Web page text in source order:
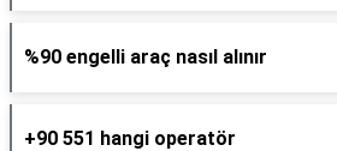
%90 engelli araç nasıl alınır
+90 551 hangi operatör